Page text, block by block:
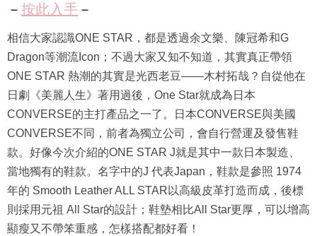
－ 按此入手 －
相信大家認識ONE STAR，都是透過余文樂、陳冠希和G
Dragon等潮流Icon；不過大家又知不知道，其實真正帶領
ONE STAR 熱潮的其實是光西老豆——木村拓哉？自從他在
日劇《美麗人生》著用過後，One Star就成為日本
CONVERSE的主打產品之一了。日本CONVERSE與美國
CONVERSE不同，前者為獨立公司，會自行營運及發售鞋
款。好像今次介紹的ONE STAR J就是其中一款日本製造、
當地獨有的鞋款。名字中的J 代表Japan，鞋款是參照 1974
年的 Smooth Leather ALL STAR以高級皮革打造而成，後標
則採用元祖 All Star的設計；鞋墊相比All Star更厚，可以增高
顯瘦又不帶笨重感，怎樣搭配都好看！